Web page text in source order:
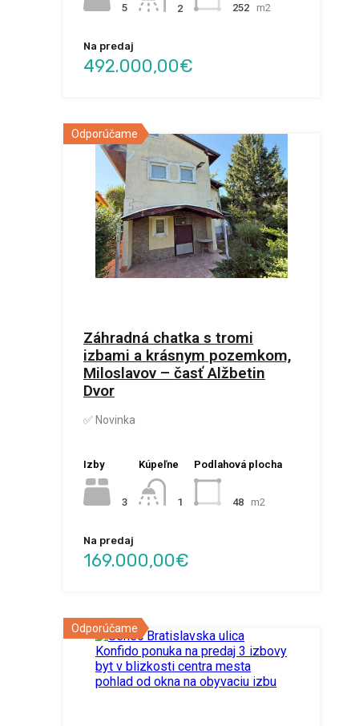
5 2 252 m2
Na predaj
492.000,00€
Odporúčame
Záhradná chatka s tromi
izbami a krásnym pozemkom,
Miloslavov – časť Alžbetin
Dvor
✅ Novinka
Izby
3
Kúpeľne
1
Podlahová plocha
48 m2
Na predaj
169.000,00€
Odporúčame